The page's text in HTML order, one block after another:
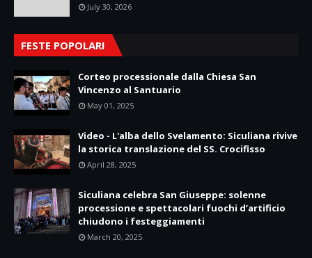
July 30, 2026
FESTE POPOLARI
Corteo processionale dalla Chiesa San
Vincenzo al Santuario
May 01, 2025
Video - L'alba dello Svelamento: Siculiana rivive
la storica translazione del SS. Crocifisso
April 28, 2025
Siculiana celebra San Giuseppe: solenne
processione e spettacolari fuochi d’artificio
chiudono i festeggiamenti
March 20, 2025